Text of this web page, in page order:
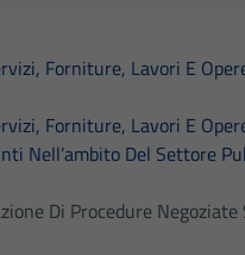
Forniture, Lavori E
Forniture, Lavori E
Nell’ambito Del Settore
Di Procedure